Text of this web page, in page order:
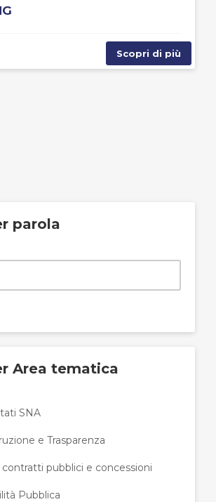
Scopri di più
parola
Area tematica
SNA
e Trasparenza
contratti pubblici e concessioni
Pubblica